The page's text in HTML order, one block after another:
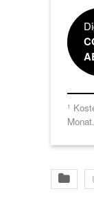
1